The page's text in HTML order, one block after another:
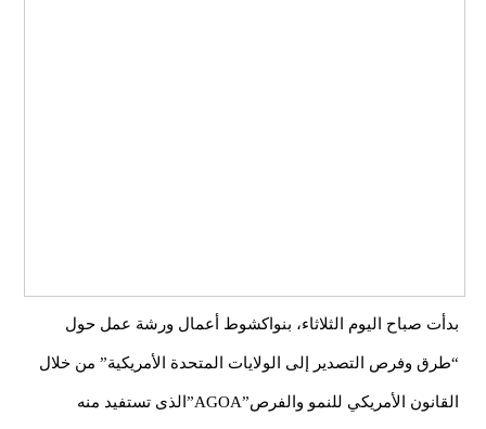
بدأت صباح اليوم الثلاثاء، بنواكشوط أعمال ورشة عمل حول
“طرق وفرص التصدير إلى الولايات المتحدة الأمريكية” من خلال
القانون الأمريكي للنمو والفرص”AGOA”الذى تستفيد منه